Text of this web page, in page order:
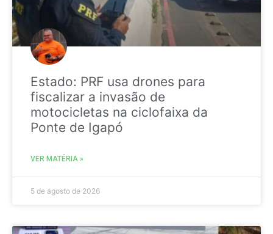
Estado: PRF usa drones para
fiscalizar a invasão de
motocicletas na ciclofaixa da
Ponte de Igapó
VER MATÉRIA »
5 de agosto de 2026